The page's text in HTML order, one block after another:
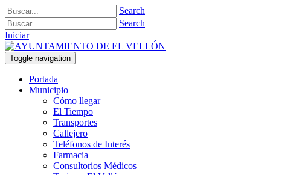
Search
Search
Iniciar
Toggle navigation
Portada
Municipio
Cómo llegar
El Tiempo
Transportes
Callejero
Teléfonos de Interés
Farmacia
Consultorios Médicos